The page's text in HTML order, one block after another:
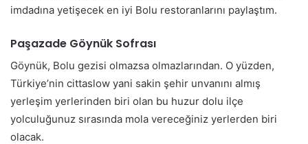
imdadına yetişecek en iyi Bolu restoranlarını paylaştım.
Paşazade Göynük Sofrası
Göynük, Bolu gezisi olmazsa olmazlarından. O yüzden,
Türkiye’nin cittaslow yani sakin şehir unvanını almış
yerleşim yerlerinden biri olan bu huzur dolu ilçe
yolculuğunuz sırasında mola vereceğiniz yerlerden biri
olacak.